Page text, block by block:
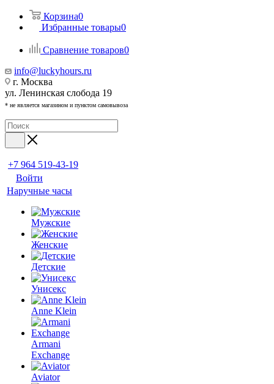
Корзина0
Избранные товары0
Сравнение товаров0
info@luckyhours.ru
г. Москва
ул. Ленинская слобода 19
* не является магазином и пунктом самовывоза
+7 964 519-43-19
Войти
Наручные часы
Мужские
Женские
Детские
Унисекс
Anne Klein
Armani
Exchange
Aviator